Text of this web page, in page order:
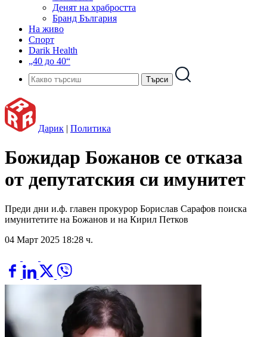
Денят на храбростта
Бранд България
На живо
Спорт
Darik Health
„40 до 40“
Дарик | Политика
Божидар Божанов се отказа
от депутатския си имунитет
Преди дни и.ф. главен прокурор Борислав Сарафов поиска
имунитетите на Божанов и на Кирил Петков
04 Март 2025 18:28 ч.